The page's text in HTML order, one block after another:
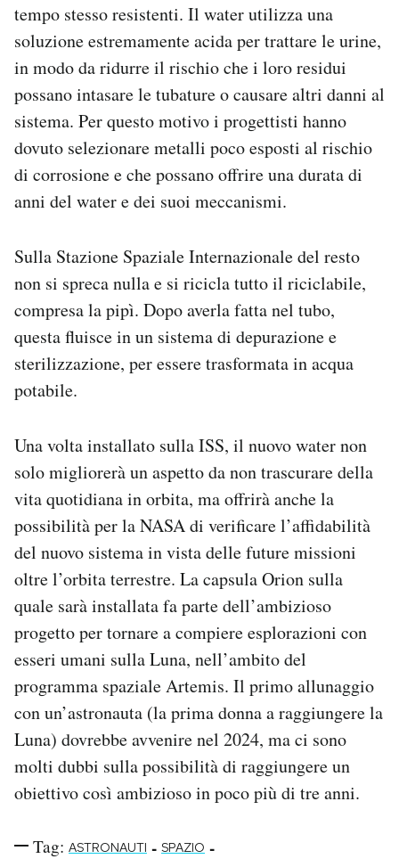
tempo stesso resistenti. Il water utilizza una
soluzione estremamente acida per trattare le urine,
in modo da ridurre il rischio che i loro residui
possano intasare le tubature o causare altri danni al
sistema. Per questo motivo i progettisti hanno
dovuto selezionare metalli poco esposti al rischio
di corrosione e che possano offrire una durata di
anni del water e dei suoi meccanismi.
Sulla Stazione Spaziale Internazionale del resto
non si spreca nulla e si ricicla tutto il riciclabile,
compresa la pipì. Dopo averla fatta nel tubo,
questa fluisce in un sistema di depurazione e
sterilizzazione, per essere trasformata in acqua
potabile.
Una volta installato sulla ISS, il nuovo water non
solo migliorerà un aspetto da non trascurare della
vita quotidiana in orbita, ma offrirà anche la
possibilità per la NASA di verificare l’affidabilità
del nuovo sistema in vista delle future missioni
oltre l’orbita terrestre. La capsula Orion sulla
quale sarà installata fa parte dell’ambizioso
progetto per tornare a compiere esplorazioni con
esseri umani sulla Luna, nell’ambito del
programma spaziale Artemis. Il primo allunaggio
con un’astronauta (la prima donna a raggiungere la
Luna) dovrebbe avvenire nel 2024, ma ci sono
molti dubbi sulla possibilità di raggiungere un
obiettivo così ambizioso in poco più di tre anni.
Tag: ASTRONAUTI - SPAZIO -